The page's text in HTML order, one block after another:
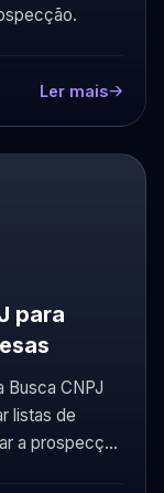
Ler mais
para
Busca CNPJ
listas de
a prospecção